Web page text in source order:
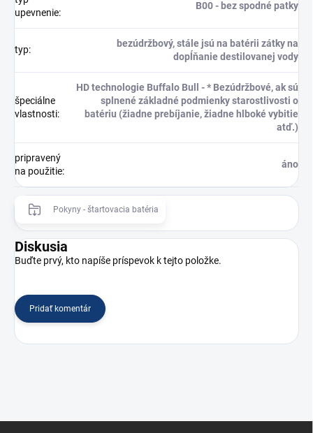
upevnenie:
B00 - bez spodné patky
typ:
bezúdržbový, stále jsú na batérii zátky na
dopĺňanie destilovanej vody
špeciálne
vlastnosti:
HD technologie Buffalo Bull - * Bezúdržbové, ak sú
splnené základné podmienky starostlivosti o
batériu (žiadne prebíjanie, žiadne hlboké vybitie
atď.)
pripravený
na použitie:
áno
Pokyny - štartovacia batéria
Diskusia
Buďte prvý, kto napíše príspevok k tejto položke.
Pridať komentár